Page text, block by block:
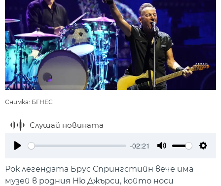
Снимка: БГНЕС
Слушай новината
-02:21
Рок легендата Брус Спрингстийн вече има
музей в родния Ню Джърси, който носи